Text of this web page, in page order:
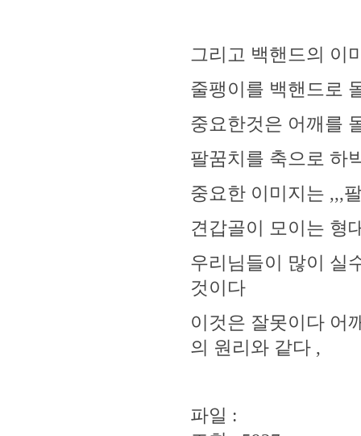
그리고 백핸드의 이
줄팽이를 백핸드로
중요한것은 어깨를
팔꿈치를 축으로 하
중요한 이미지는 ,,,
견갑골이 모이는 형
우리님들이 많이 실
것이다
이것은 잘못이다 어
의 원리와 같다 ,
파일 :